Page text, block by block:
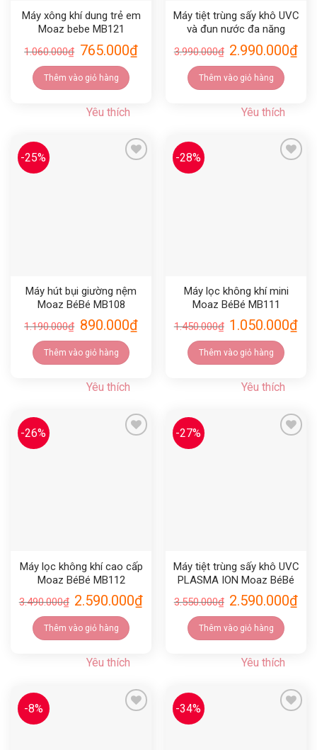
Máy xông khí dung trẻ em
Moaz bebe MB121
1.060.000₫ 765.000₫
Thêm vào giỏ hàng
Yêu thích
Máy tiệt trùng sấy khô UVC
và đun nước đa năng
Moaz bebe MB104
3.990.000₫ 2.990.000₫
Thêm vào giỏ hàng
Yêu thích
-25%
Máy hút bụi giường nệm
Moaz BéBé MB108
1.190.000₫ 890.000₫
Thêm vào giỏ hàng
Yêu thích
-28%
Máy lọc không khí mini
Moaz BéBé MB111
1.450.000₫ 1.050.000₫
Thêm vào giỏ hàng
Yêu thích
-26%
Máy lọc không khí cao cấp
Moaz BéBé MB112
3.490.000₫ 2.590.000₫
Thêm vào giỏ hàng
Yêu thích
-27%
Máy tiệt trùng sấy khô UVC
PLASMA ION Moaz BéBé
MB113
3.550.000₫ 2.590.000₫
Thêm vào giỏ hàng
Yêu thích
-8% -34%